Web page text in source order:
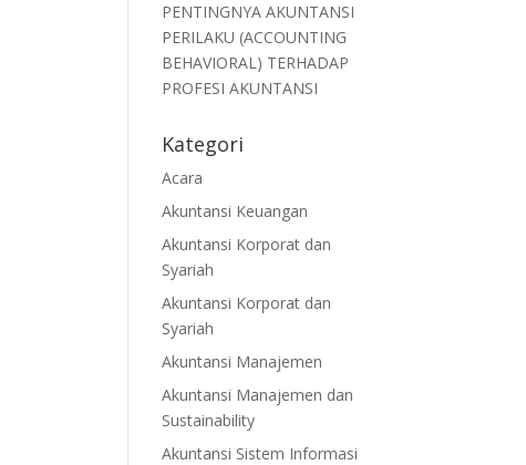
PENTINGNYA AKUNTANSI
PERILAKU (ACCOUNTING
BEHAVIORAL) TERHADAP
PROFESI AKUNTANSI
Kategori
Acara
Akuntansi Keuangan
Akuntansi Korporat dan
Syariah
Akuntansi Korporat dan
Syariah
Akuntansi Manajemen
Akuntansi Manajemen dan
Sustainability
Akuntansi Sistem Informasi